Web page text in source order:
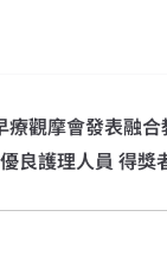
療觀摩會發表融
良護理人員 得獎